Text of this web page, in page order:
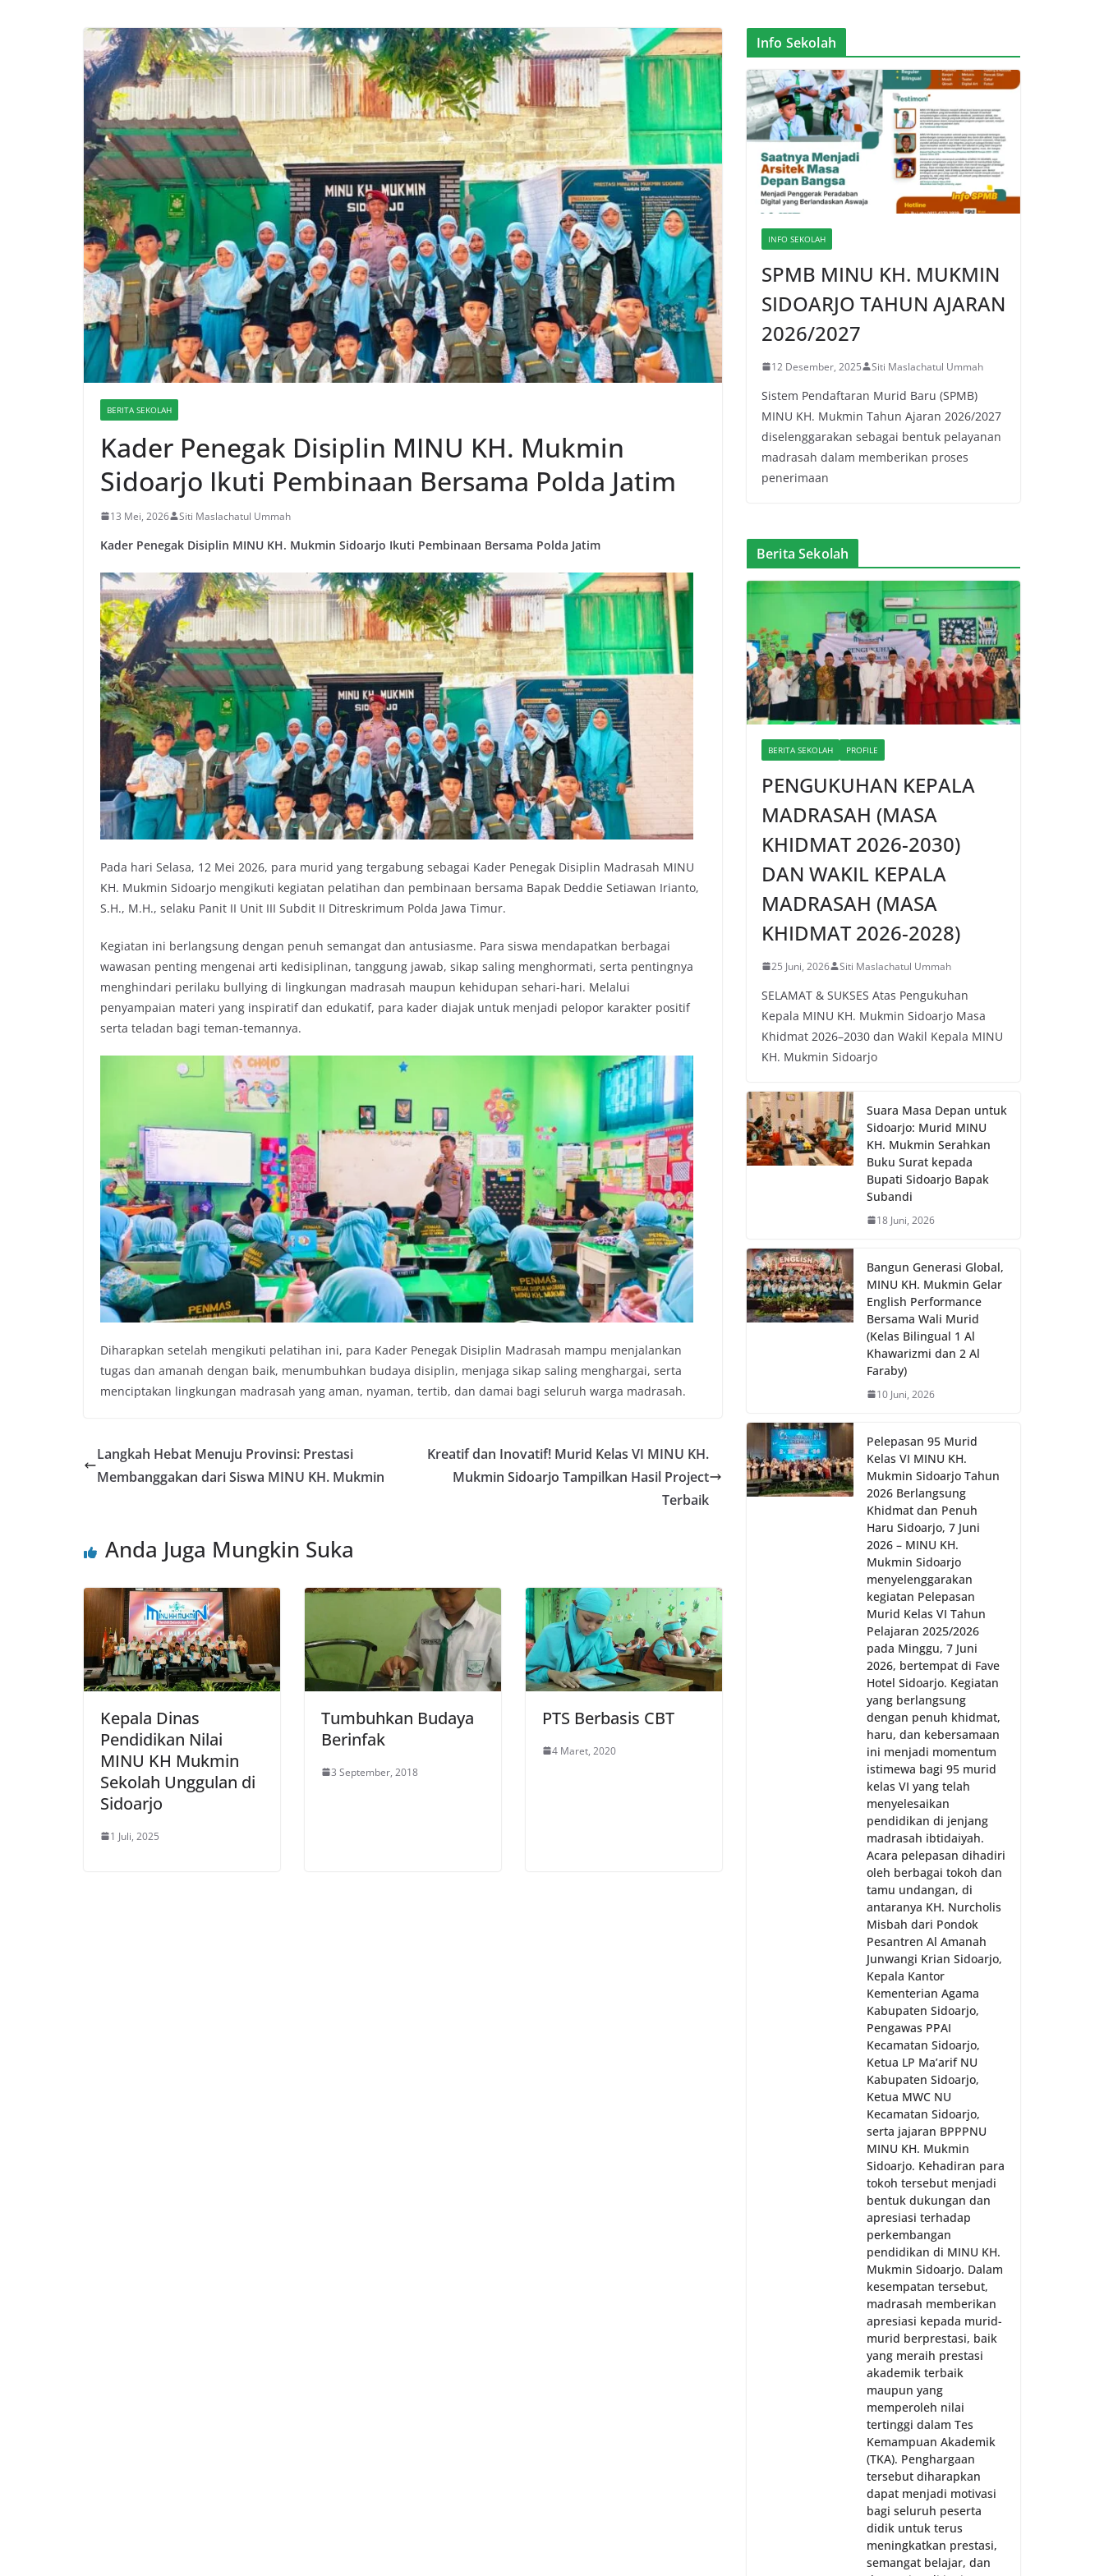
BERITA SEKOLAH
Kader Penegak Disiplin MINU KH. Mukmin
Sidoarjo Ikuti Pembinaan Bersama Polda Jatim
13 Mei, 2026 Siti Maslachatul Ummah
Kader Penegak Disiplin MINU KH. Mukmin Sidoarjo Ikuti Pembinaan Bersama Polda Jatim
Pada hari Selasa, 12 Mei 2026, para murid yang tergabung sebagai Kader Penegak Disiplin Madrasah MINU
KH. Mukmin Sidoarjo mengikuti kegiatan pelatihan dan pembinaan bersama Bapak Deddie Setiawan Irianto,
S.H., M.H., selaku Panit II Unit III Subdit II Ditreskrimum Polda Jawa Timur.
Kegiatan ini berlangsung dengan penuh semangat dan antusiasme. Para siswa mendapatkan berbagai
wawasan penting mengenai arti kedisiplinan, tanggung jawab, sikap saling menghormati, serta pentingnya
menghindari perilaku bullying di lingkungan madrasah maupun kehidupan sehari-hari. Melalui
penyampaian materi yang inspiratif dan edukatif, para kader diajak untuk menjadi pelopor karakter positif
serta teladan bagi teman-temannya.
Diharapkan setelah mengikuti pelatihan ini, para Kader Penegak Disiplin Madrasah mampu menjalankan
tugas dan amanah dengan baik, menumbuhkan budaya disiplin, menjaga sikap saling menghargai, serta
menciptakan lingkungan madrasah yang aman, nyaman, tertib, dan damai bagi seluruh warga madrasah.
Langkah Hebat Menuju Provinsi: Prestasi
Membanggakan dari Siswa MINU KH. Mukmin
Kreatif dan Inovatif! Murid Kelas VI MINU KH.
Mukmin Sidoarjo Tampilkan Hasil Project
Terbaik
Anda Juga Mungkin Suka
Kepala Dinas
Pendidikan Nilai
MINU KH Mukmin
Sekolah Unggulan di
Sidoarjo
1 Juli, 2025
Tumbuhkan Budaya
Berinfak
3 September, 2018
PTS Berbasis CBT
4 Maret, 2020
Info Sekolah
INFO SEKOLAH
SPMB MINU KH. MUKMIN
SIDOARJO TAHUN AJARAN
2026/2027
12 Desember, 2025 Siti Maslachatul Ummah
Sistem Pendaftaran Murid Baru (SPMB)
MINU KH. Mukmin Tahun Ajaran 2026/2027
diselenggarakan sebagai bentuk pelayanan
madrasah dalam memberikan proses
penerimaan
Berita Sekolah
BERITA SEKOLAH PROFILE
PENGUKUHAN KEPALA
MADRASAH (MASA
KHIDMAT 2026-2030)
DAN WAKIL KEPALA
MADRASAH (MASA
KHIDMAT 2026-2028)
25 Juni, 2026 Siti Maslachatul Ummah
SELAMAT & SUKSES Atas Pengukuhan
Kepala MINU KH. Mukmin Sidoarjo Masa
Khidmat 2026–2030 dan Wakil Kepala MINU
KH. Mukmin Sidoarjo
Suara Masa Depan untuk
Sidoarjo: Murid MINU
KH. Mukmin Serahkan
Buku Surat kepada
Bupati Sidoarjo Bapak
Subandi
18 Juni, 2026
Bangun Generasi Global,
MINU KH. Mukmin Gelar
English Performance
Bersama Wali Murid
(Kelas Bilingual 1 Al
Khawarizmi dan 2 Al
Faraby)
10 Juni, 2026
Pelepasan 95 Murid
Kelas VI MINU KH.
Mukmin Sidoarjo Tahun
2026 Berlangsung
Khidmat dan Penuh
Haru Sidoarjo, 7 Juni
2026 – MINU KH.
Mukmin Sidoarjo
menyelenggarakan
kegiatan Pelepasan
Murid Kelas VI Tahun
Pelajaran 2025/2026
pada Minggu, 7 Juni
2026, bertempat di Fave
Hotel Sidoarjo. Kegiatan
yang berlangsung
dengan penuh khidmat,
haru, dan kebersamaan
ini menjadi momentum
istimewa bagi 95 murid
kelas VI yang telah
menyelesaikan
pendidikan di jenjang
madrasah ibtidaiyah.
Acara pelepasan dihadiri
oleh berbagai tokoh dan
tamu undangan, di
antaranya KH. Nurcholis
Misbah dari Pondok
Pesantren Al Amanah
Junwangi Krian Sidoarjo,
Kepala Kantor
Kementerian Agama
Kabupaten Sidoarjo,
Pengawas PPAI
Kecamatan Sidoarjo,
Ketua LP Ma’arif NU
Kabupaten Sidoarjo,
Ketua MWC NU
Kecamatan Sidoarjo,
serta jajaran BPPPNU
MINU KH. Mukmin
Sidoarjo. Kehadiran para
tokoh tersebut menjadi
bentuk dukungan dan
apresiasi terhadap
perkembangan
pendidikan di MINU KH.
Mukmin Sidoarjo. Dalam
kesempatan tersebut,
madrasah memberikan
apresiasi kepada murid-
murid berprestasi, baik
yang meraih prestasi
akademik terbaik
maupun yang
memperoleh nilai
tertinggi dalam Tes
Kemampuan Akademik
(TKA). Penghargaan
tersebut diharapkan
dapat menjadi motivasi
bagi seluruh peserta
didik untuk terus
meningkatkan prestasi,
semangat belajar, dan